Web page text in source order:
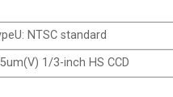
NTSC standard
1/3-inch HS CCD